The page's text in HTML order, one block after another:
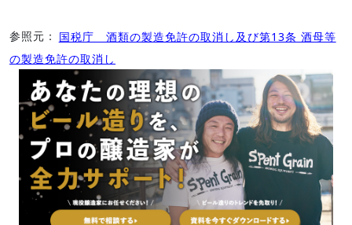
参照元： 国税庁 酒類の製造免許の取消し及び第13条 酒母等
の製造免許の取消し